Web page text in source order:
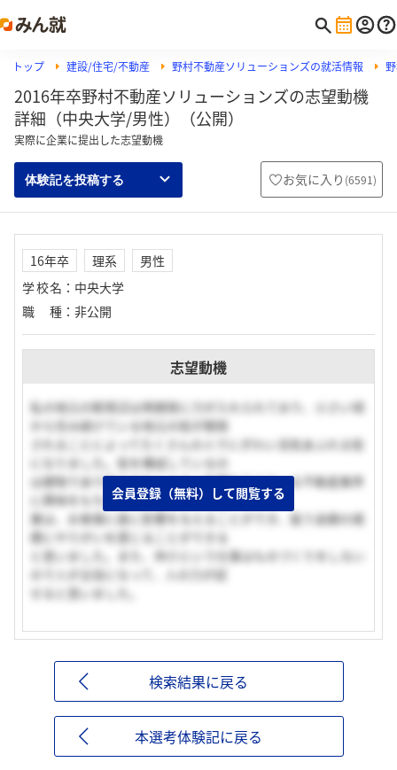
トップ 建設/住宅/不動産 野村不動産ソリューションズの就活情報
2016年卒野村不動産ソリューションズの志望動機
詳細（中央大学/男性）（公開）
実際に企業に提出した志望動機
体験記を投稿する お気に入り (6591)
16年卒 理系
男性
学校名 ： 中央大学
職種 ： 非公開
志望動機
私の地元の駅周辺は再開発に力が入れられており、小さい頃
から住み続けている地元の街が開発
されることによってたくさんの人でにぎわい活気あふれる街
になりました。街を構成しているの
は建物であり街の文化に大きく影響を与えている不動産業界
に興味をもちました。その中でも営
業は、お客様に直に影響を与えることができ、扱う金額の規
模にやりがいを感じることができる
と思いました。また、仲介という仕事はものづくりをしない
ので人が主役になって、人の力が試
せると思いました。
会員登録（無料）して閲覧する
検索結果に戻る
本選考体験記に戻る